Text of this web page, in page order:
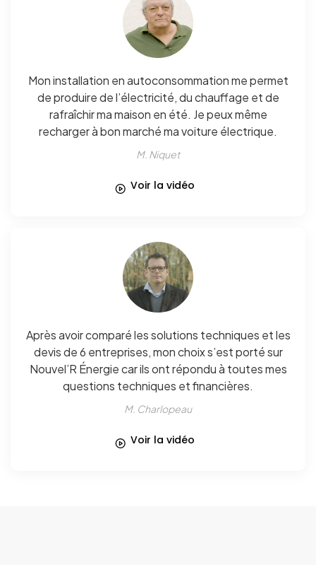
Mon installation en autoconsommation me permet
de produire de l’électricité, du chauffage et de
rafraîchir ma maison en été. Je peux même
recharger à bon marché ma voiture électrique.
M. Niquet
Voir la vidéo
Après avoir comparé les solutions techniques et les
devis de 6 entreprises, mon choix s’est porté sur
Nouvel’R Énergie car ils ont répondu à toutes mes
questions techniques et financières.
M. Charlopeau
Voir la vidéo